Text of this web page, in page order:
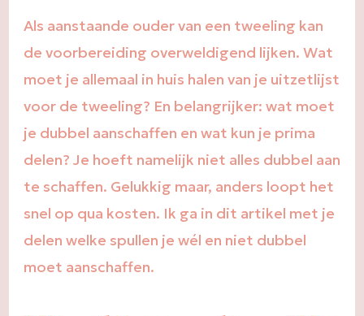
nodig
hebt
(en
niet)
Als aanstaande ouder van een tweeling kan
de voorbereiding overweldigend lijken. Wat
moet je allemaal in huis halen van je uitzetlijst
voor de tweeling? En belangrijker: wat moet
je dubbel aanschaffen en wat kun je prima
delen? Je hoeft namelijk niet alles dubbel aan
te schaffen. Gelukkig maar, anders loopt het
snel op qua kosten. Ik ga in dit artikel met je
delen welke spullen je wél en niet dubbel
moet aanschaffen.